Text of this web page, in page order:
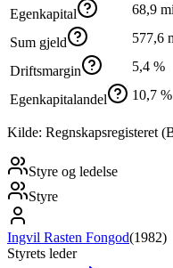
Egenkapital 68,9
Sum gjeld 577,6
Driftsmargin 5,4 %
Egenkapitalandel 10,7 %
Kilde: Regnskapsregisteret
Styre og ledelse
Styre
Ingvil Rasten Fongod(1982)
Styrets leder